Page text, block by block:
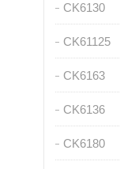
CK6130
CK61125
CK6163
CK6136
CK6180